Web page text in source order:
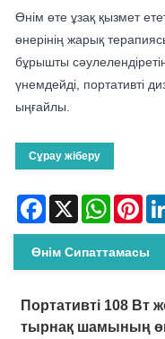
Өнім өте ұзақ қызмет
өнерінің жарық
бұрышты
үнемдейді, портативті
ыңғайлы.
Сұрау жіберу
Facebook
X WhatsApp
Өнім Сипаттамасы
Портативті 108 Вт
тырнақ шамының